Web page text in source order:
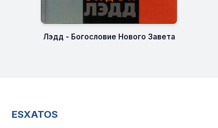
Лэдд - Богословие Нового Завета
ESXATOS